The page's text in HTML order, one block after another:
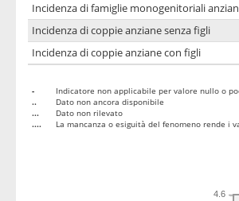
Incidenza di famiglie monogenitoriali
Incidenza di coppie anziane senza figli
Incidenza di coppie anziane con figli
-
Indicatore non applicabile per valore nullo o
..
Dato non ancora disponibile
...
Dato non rilevato
....
La mancanza o esiguità del fenomeno rende i
4.6